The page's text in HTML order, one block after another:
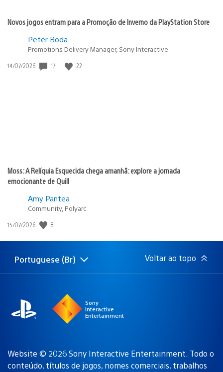
Novos jogos entram para a Promoção de Inverno da PlayStation Store
Peter Boda
Promotions Delivery Manager, Sony Interactive
Data
14/07/2026 17 22
Moss: A Relíquia Esquecida chega amanhã: explore a jornada
emocionante de Quill
Amy Pantea
Community, Polyarc
Data
publicação:
15/07/2026 8
Selecione
uma
Região
atual:
Portuguese (Br) Voltar ao topo
Sony
Interactive
Entertainment
Website © 2026 Sony Interactive Entertainment. Todo o
conteúdo, títulos de jogos, nomes comerciais, trabalhos